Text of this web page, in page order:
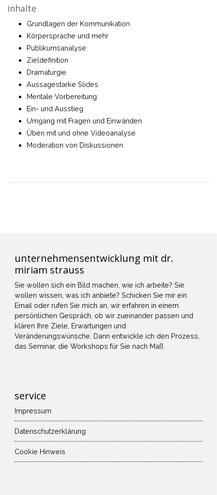
inhalte
Grundlagen der Kommunikation
Körpersprache und mehr
Publikumsanalyse
Zieldefinition
Dramaturgie
Aussagestarke Slides
Mentale Vorbereitung
Ein- und Ausstieg
Umgang mit Fragen und Einwänden
Üben mit und ohne Videoanalyse
Moderation von Diskussionen
unternehmensentwicklung mit dr.
miriam strauss
Sie wollen sich ein Bild machen, wie ich arbeite? Sie
wollen wissen, was ich anbiete? Schicken Sie mir ein
Email oder rufen Sie mich an , wir erfahren in einem
persönlichen Gespräch, ob wir zueinander passen und
klären Ihre Ziele, Erwartungen und
Veränderungswünsche. Dann entwickle ich den Prozess,
das Seminar, die Workshops für Sie nach Maß.
service
Impressum
Datenschutzerklärung
Cookie Hinweis